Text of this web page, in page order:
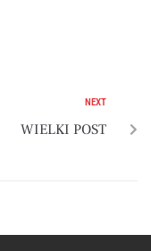
NEXT
WIELKI POST